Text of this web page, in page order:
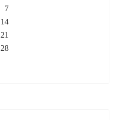
7
14
21
28